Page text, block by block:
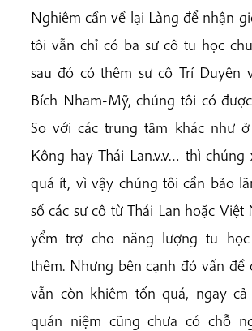
Nghiêm cần về lại Làng để nhận
tôi vẫn chỉ có ba sư cô tu học
sau đó có thêm sư cô Trí Duyên
Bích Nham-Mỹ, chúng tôi có
So với các trung tâm khác như
Kông hay Thái Lan.v.v… thì
quá ít, vì vậy chúng tôi cần bảo
số các sư cô từ Thái Lan hoặc Việt
yểm trợ cho năng lượng tu
thêm. Nhưng bên cạnh đó vấn đề
vẫn còn khiêm tốn quá, ngay
quán niệm cũng chưa có chỗ